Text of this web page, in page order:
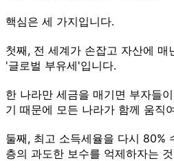
핵심은 세 가지입니다.
첫째, 전 세계가 손잡고 자산에 매
'글로벌 부유세'입니다.
한 나라만 세금을 매기면 부자들
기 때문에 모든 나라가 함께 움직
둘째, 최고 소득세율을 다시 80%
층의 과도한 보수를 억제하자는